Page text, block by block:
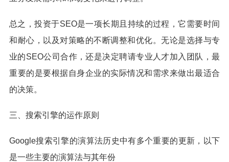
总之，投资于SEO是一项长期且持续的过程，它需要时间
和耐心，以及对策略的不断调整和优化。无论是选择与专
业的SEO公司合作，还是决定聘请专业人才加入团队，最
重要的是要根据自身企业的实际情况和需求来做出最适合
的决策。
三、搜索引擎的运作原则
Google搜索引擎的演算法历史中有多个重要的更新，以下
是一些主要的演算法与其年份